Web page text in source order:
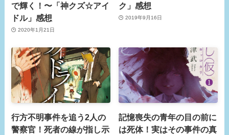
で輝く！〜「神クズ☆アイ
ドル」感想
2020年1月21日
ク」感想
2019年9月16日
行方不明事件を追う2人の
警察官！死者の線が指し示
記憶喪失の青年の目の前に
は死体！実はその事件の真